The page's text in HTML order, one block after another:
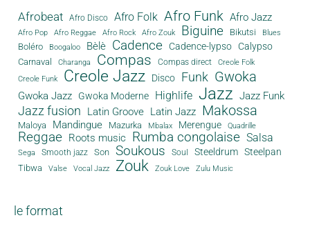
Afrobeat Afro Disco Afro Folk Afro Funk Afro Jazz
Afro Pop Afro Reggae Afro Rock Afro Zouk Biguine Bikutsi Blues
Boléro Boogaloo Bèlè Cadence Cadence-lypso Calypso
Carnaval Charanga Compas Compas direct
Creole Folk
Creole Funk
Creole Jazz Disco Funk Gwoka
Gwoka Jazz Gwoka Moderne Highlife Jazz Jazz Funk
Jazz fusion Latin Groove Latin Jazz Makossa
Maloya Mandingue Mazurka Mbalax Merengue Quadrille
Reggae Roots music Rumba congolaise Salsa
Sega Smooth jazz Son Soukous Soul Steeldrum Steelpan
Tibwa Valse Vocal Jazz Zouk Zouk Love Zulu Music
le format